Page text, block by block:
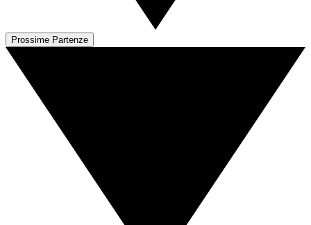
Prossime Partenze